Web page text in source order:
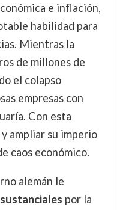
e inflación,
habilidad para
Mientras la
de millones de
el colapso
empresas con
Con esta
ampliar su imperio
caos económico.
alemán le
por la